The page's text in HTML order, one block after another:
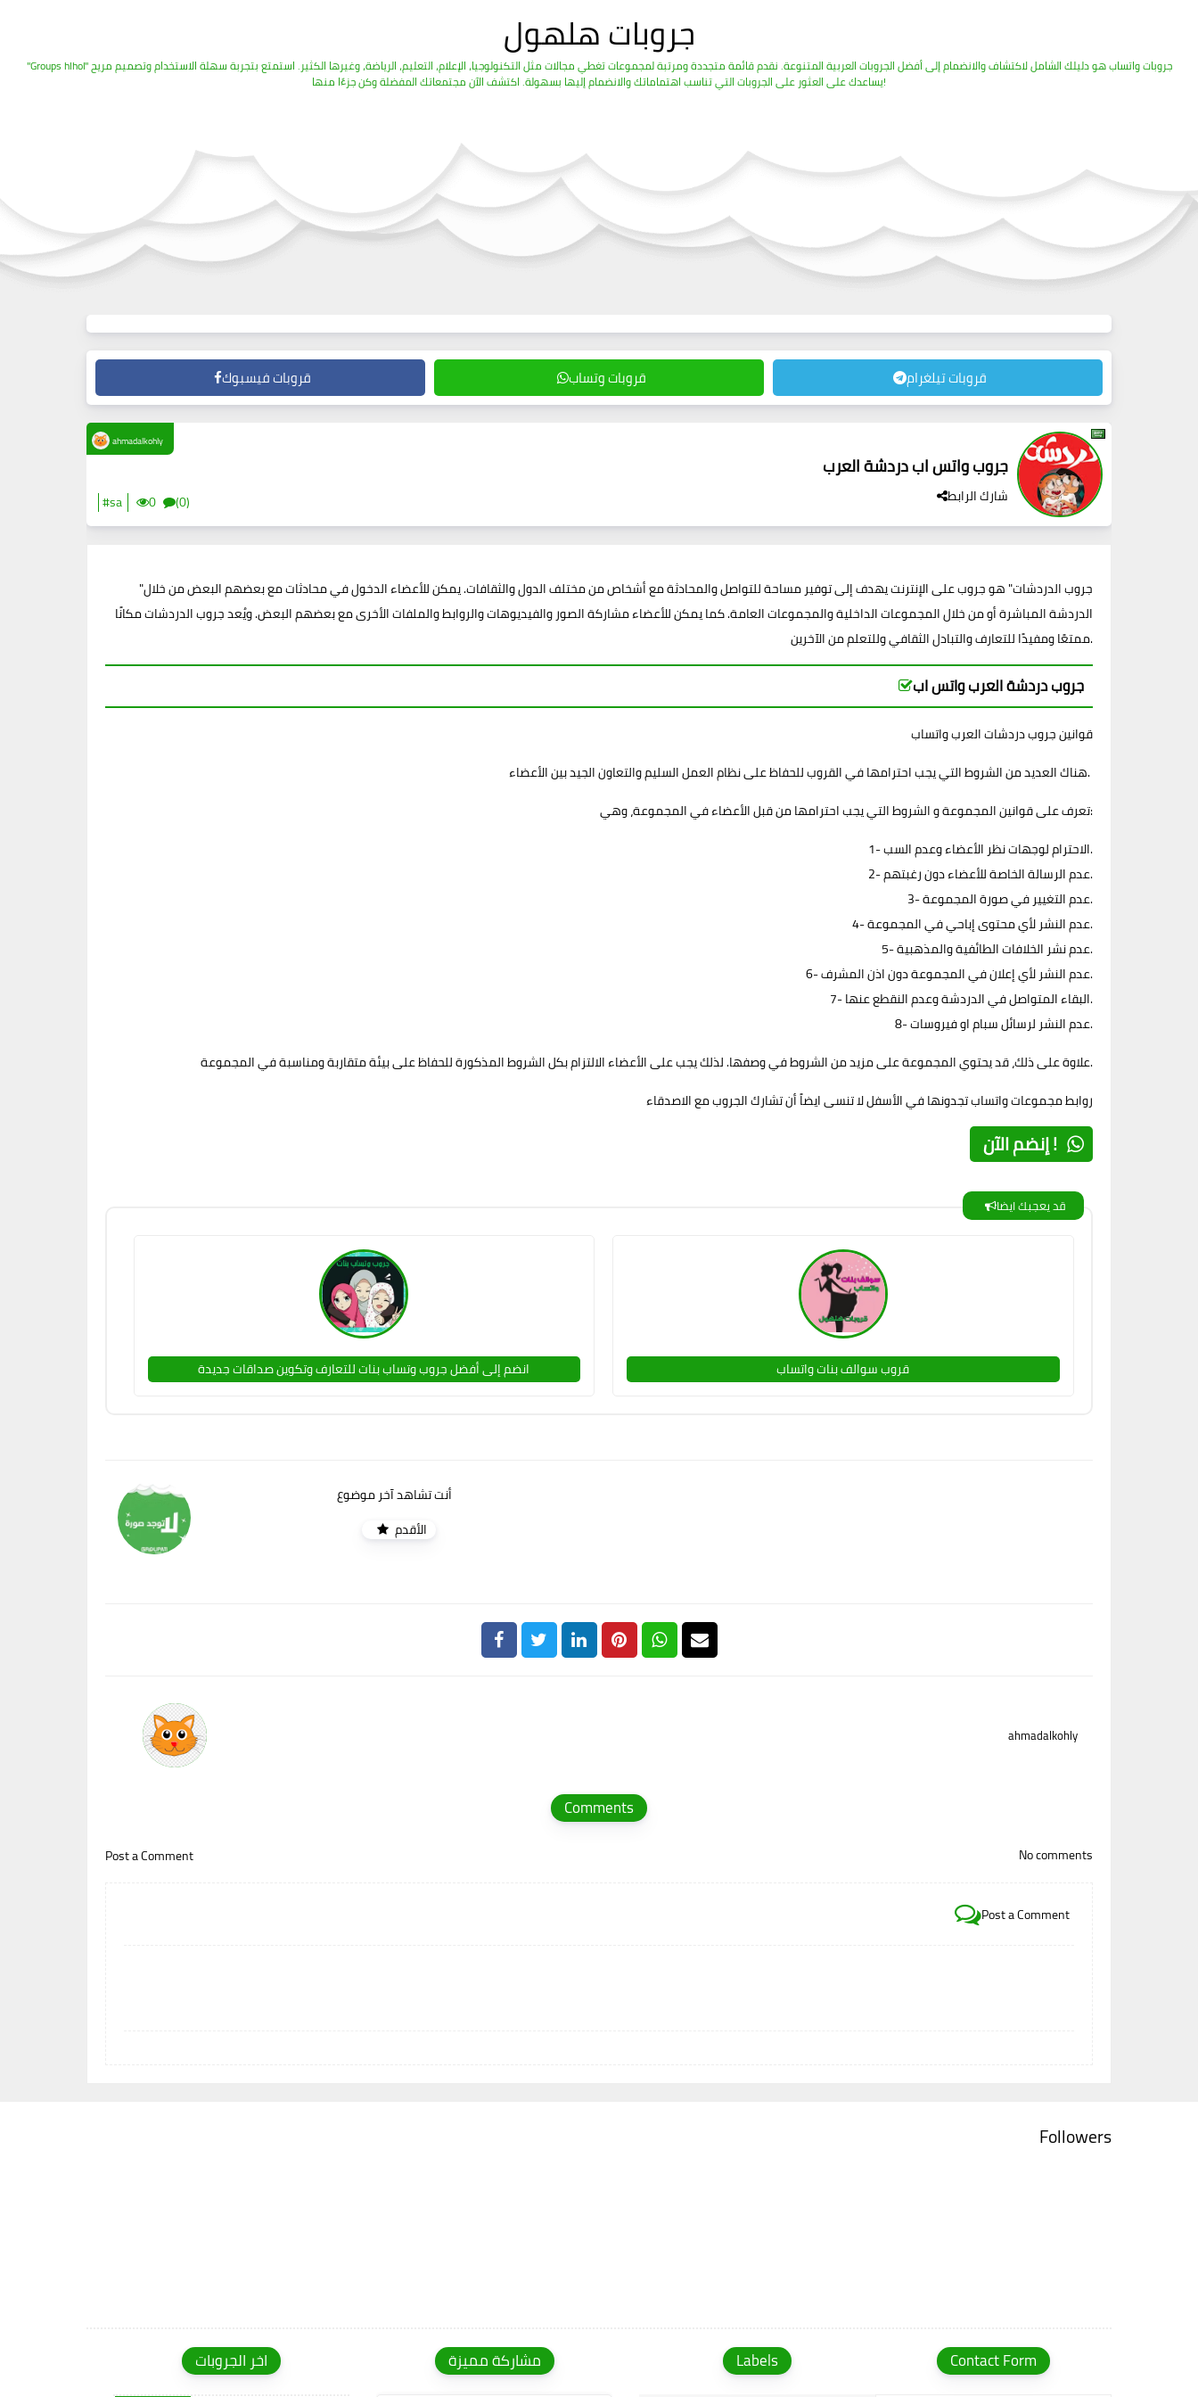
جروبات هلهول
"Groups hlhol" جروبات واتساب هو دليلك الشامل لاكتشاف والانضمام إلى أفضل الجروبات العربية المتنوعة. نقدم قائمة متجددة ومرتبة لمجموعات تغطي مجالات مثل التكنولوجيا، الإعلام، التعليم، الرياضة، وغيرها الكثير. استمتع بتجربة سهلة الاستخدام وتصميم مريح
يساعدك على العثور على الجروبات التي تناسب اهتماماتك والانضمام إليها بسهولة. اكتشف الآن مجتمعاتك المفضلة وكن جزءًا منها!
قروبات فيسبوك قروبات وتساب قروبات تيلغرام
جروب واتس اب دردشة العرب
شارك الرابط #sa 0 (0)
ahmadalkohly
"جروب الدردشات" هو جروب على الإنترنت يهدف إلى توفير مساحة للتواصل والمحادثة مع أشخاص من مختلف الدول والثقافات. يمكن للأعضاء الدخول في محادثات مع بعضهم البعض من خلال
الدردشة المباشرة أو من خلال المجموعات الداخلية والمجموعات العامة. كما يمكن للأعضاء مشاركة الصور والفيديوهات والروابط والملفات الأخرى مع بعضهم البعض. ويُعد جروب الدردشات مكانًا
ممتعًا ومفيدًا للتعارف والتبادل الثقافي وللتعلم من الآخرين.
جروب دردشة العرب واتس اب
قوانين جروب دردشات العرب واتساب
هناك العديد من الشروط التي يجب احترامها في القروب للحفاظ على نظام العمل السليم والتعاون الجيد بين الأعضاء.
تعرف على قوانين المجموعة و الشروط التي يجب احترامها من قبل الأعضاء في المجموعة، وهي:
1- الاحترام لوجهات نظر الأعضاء وعدم السب.
2- عدم الرسالة الخاصة للأعضاء دون رغبتهم.
3- عدم التغيير في صورة المجموعة.
4- عدم النشر لأي محتوى إباحي في المجموعة.
5- عدم نشر الخلافات الطائفية والمذهبية.
6- عدم النشر لأي إعلان في المجموعة دون اذن المشرف.
7- البقاء المتواصل في الدردشة وعدم النقطع عنها.
8- عدم النشر لرسائل سبام او فيروسات.
علاوة على ذلك، قد يحتوي المجموعة على مزيد من الشروط في وصفها. لذلك يجب على الأعضاء الالتزام بكل الشروط المذكورة للحفاظ على بيئة متقاربة ومناسبة في المجموعة.
روابط مجموعات واتساب تجدونها في الأسفل لا تنسى ايضاً أن تشارك الجروب مع الاصدقاء
إنضم الآن !
قد يعجبك ايضا
انضم إلى أفضل جروب وتساب بنات للتعارف وتكوين صداقات جديدة قروب سوالف بنات واتساب
أنت تشاهد آخر موضوع
الأقدم
ahmadalkohly
Comments
No comments
Post a Comment
Post a Comment
Followers
اخر الجروبات مشاركة مميزة Labels Contact Form